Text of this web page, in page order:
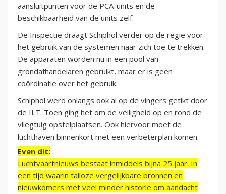
aansluitpunten voor de PCA-units en de
beschikbaarheid van de units zelf.
De Inspectie draagt Schiphol verder op de regie voor
het gebruik van de systemen naar zich toe te trekken.
De apparaten worden nu in een pool van
grondafhandelaren gebruikt, maar er is geen
coördinatie over het gebruik.
Schiphol werd onlangs ook al op de vingers getikt door
de ILT. Toen ging het om de veiligheid op en rond de
vliegtuig opstelplaatsen. Ook hiervoor moet de
luchthaven binnenkort met een verbeterplan komen.
Even dit:
Luchtvaartnieuws bestaat inmiddels bijna 25 jaar. In
een tijd waarin talloze vergelijkbare bronnen en
nieuwkomers met veel minder historie om aandacht